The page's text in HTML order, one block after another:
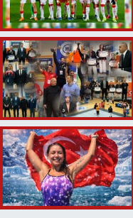
Triatlon
Voleybol
Vücut
Wushu Kungfu
Yelken
Yüzme